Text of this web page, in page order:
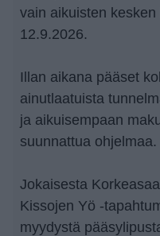
vain aikuisten kesken
12.9.2026.
Illan aikana pääset
ainutlaatuista
ja aikuisempaan
suunnattua ohjelmaa.
Jokaisesta
Kissojen Yö -
myydystä